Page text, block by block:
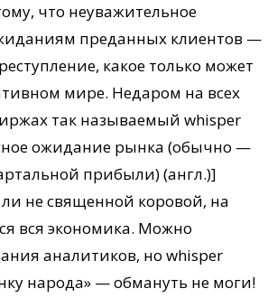
что неуважительное
преданных клиентов —
какое только может
мире. Недаром на всех
так называемый whisper
ожидание рынка (обычно —
прибыли) (англ.)]
ли не священной коровой, на
вся экономика. Можно
аналитиков, но whisper
народа» — обмануть не моги!